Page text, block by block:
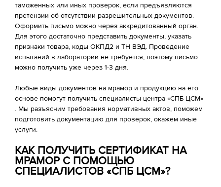
таможенных или иных проверок, если предъявляются
претензии об отсутствии разрешительных документов.
Оформить письмо можно через аккредитованный орган.
Для этого достаточно представить документы, указать
признаки товара, коды ОКПД2 и ТН ВЭД. Проведение
испытаний в лаборатории не требуется, поэтому письмо
можно получить уже через 1-3 дня.
Любые виды документов на мрамор и продукцию на его
основе помогут получить специалисты центра «СПБ ЦСМ»
. Мы разъясним требования нормативных актов, поможем
подготовить документацию для проверок, окажем иные
услуги.
КАК ПОЛУЧИТЬ СЕРТИФИКАТ НА
МРАМОР С ПОМОЩЬЮ
СПЕЦИАЛИСТОВ «СПБ ЦСМ»?